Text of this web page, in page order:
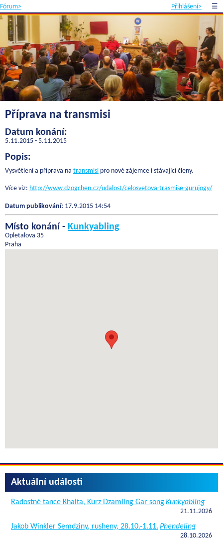
Fórum> Přihlášení> ☰
Příprava na transmisi
Datum konání:
5.11.2015 - 5.11.2015
Popis:
Vysvětlení a příprava na transmisi pro nové zájemce i stávající členy.
Více viz: http://www.dzogchen.cz/udalost/celosvetova-trasmise-gurujogy/
Datum publikování: 17.9.2015 14:54
Místo konání - Kunkyabling
Opletalova 35
Praha
Aktuální události
Radostné tance Khaita, Kurz Dzamling Gar songKunkyabling
21.11.2026
Jakob Winkler Semdziny, rusheny, 28.10.-1.11. Phendeling
28.10.2026